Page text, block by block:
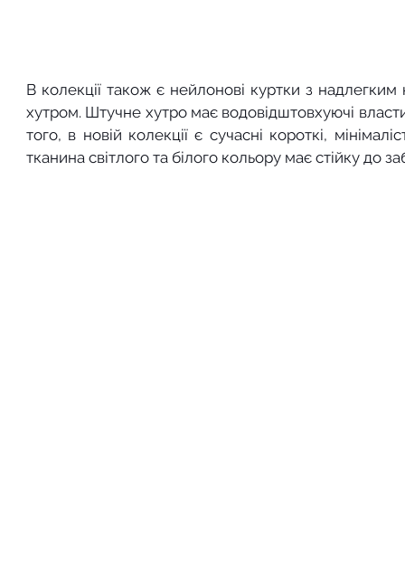
В колекції також є нейлонові куртки з
хутром. Штучне хутро має водовідштовхуючі
того, в новій колекції є сучасні короткі,
тканина світлого та білого кольору має стійку до